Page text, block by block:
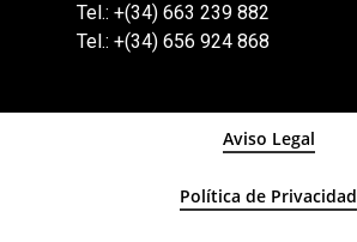
Tel.: +(34) 663 239 882
Tel.: +(34) 656 924 868
Aviso Legal
Política de Privacidad